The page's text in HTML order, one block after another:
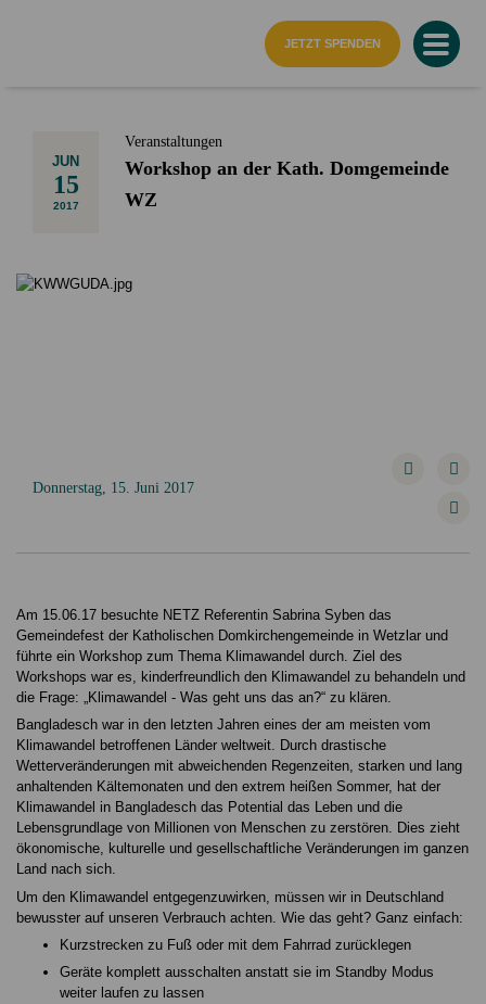
JETZT SPENDEN
JUN
15
2017
Veranstaltungen
Workshop an der Kath. Domgemeinde
WZ
Donnerstag, 15. Juni 2017
Am 15.06.17 besuchte NETZ Referentin Sabrina Syben das
Gemeindefest der Katholischen Domkirchengemeinde in Wetzlar und
führte ein Workshop zum Thema Klimawandel durch. Ziel des
Workshops war es, kinderfreundlich den Klimawandel zu behandeln und
die Frage: „Klimawandel - Was geht uns das an?“ zu klären.
Bangladesch war in den letzten Jahren eines der am meisten vom
Klimawandel betroffenen Länder weltweit. Durch drastische
Wetterveränderungen mit abweichenden Regenzeiten, starken und lang
anhaltenden Kältemonaten und den extrem heißen Sommer, hat der
Klimawandel in Bangladesch das Potential das Leben und die
Lebensgrundlage von Millionen von Menschen zu zerstören. Dies zieht
ökonomische, kulturelle und gesellschaftliche Veränderungen im ganzen
Land nach sich.
Um den Klimawandel entgegenzuwirken, müssen wir in Deutschland
bewusster auf unseren Verbrauch achten. Wie das geht? Ganz einfach:
Kurzstrecken zu Fuß oder mit dem Fahrrad zurücklegen
Geräte komplett ausschalten anstatt sie im Standby Modus
weiter laufen zu lassen